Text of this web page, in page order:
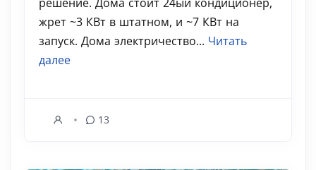
жрет ~3 КВт в штатном, и ~7 КВт на
запуск. Дома электричество... Читать
далее
13